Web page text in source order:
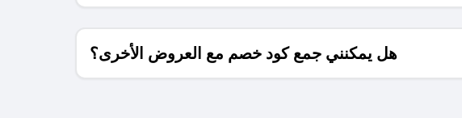
هل يمكنني جمع كود خصم مع العروض الأخرى؟